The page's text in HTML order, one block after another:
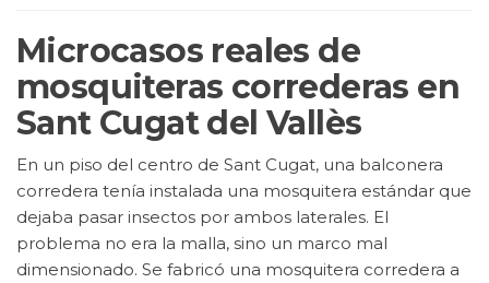
Microcasos reales de
mosquiteras correderas en
Sant Cugat del Vallès
En un piso del centro de Sant Cugat, una balconera
corredera tenía instalada una mosquitera estándar que
dejaba pasar insectos por ambos laterales. El
problema no era la malla, sino un marco mal
dimensionado. Se fabricó una mosquitera corredera a